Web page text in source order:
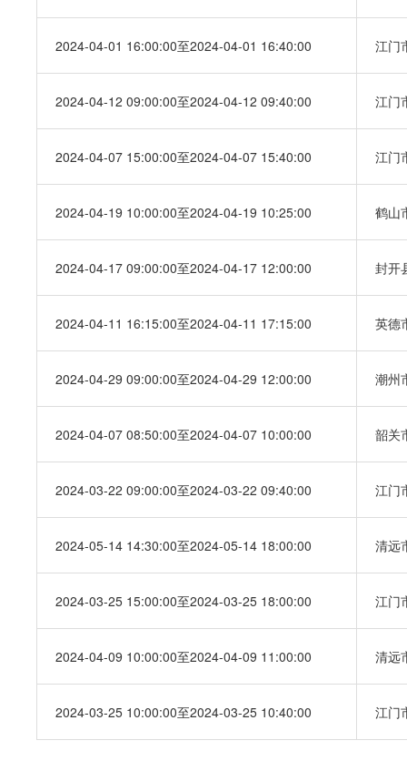
2024-04-01 16:00:00至2024-04-01 16:40:00 江门
2024-04-12 09:00:00至2024-04-12 09:40:00 江门
2024-04-07 15:00:00至2024-04-07 15:40:00 江门
2024-04-19 10:00:00至2024-04-19 10:25:00 鹤山
2024-04-17 09:00:00至2024-04-17 12:00:00 封开
2024-04-11 16:15:00至2024-04-11 17:15:00 英德
2024-04-29 09:00:00至2024-04-29 12:00:00 潮州
2024-04-07 08:50:00至2024-04-07 10:00:00 韶关
2024-03-22 09:00:00至2024-03-22 09:40:00 江门
2024-05-14 14:30:00至2024-05-14 18:00:00 清远
2024-03-25 15:00:00至2024-03-25 18:00:00 江门
2024-04-09 10:00:00至2024-04-09 11:00:00 清远
2024-03-25 10:00:00至2024-03-25 10:40:00 江门